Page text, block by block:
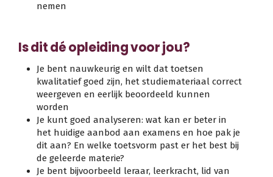
nemen
Is dit dé opleiding voor jou?
Je bent nauwkeurig en wilt dat toetsen
kwalitatief goed zijn, het studiemateriaal correct
weergeven en eerlijk beoordeeld kunnen
worden
Je kunt goed analyseren: wat kan er beter in
het huidige aanbod aan examens en hoe pak je
dit aan? En welke toetsvorm past er het best bij
de geleerde materie?
Je bent bijvoorbeeld leraar, leerkracht, lid van